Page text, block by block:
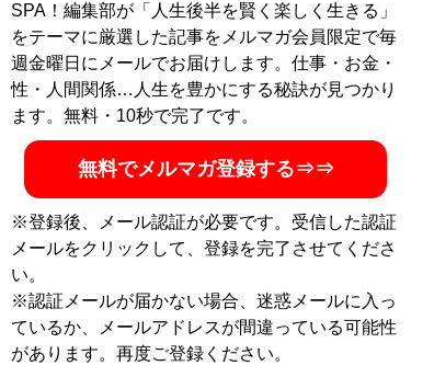
SPA！編集部が「人生後半を賢く楽しく生きる」
をテーマに厳選した記事をメルマガ会員限定で毎
週金曜日にメールでお届けします。仕事・お金・
性・人間関係…人生を豊かにする秘訣が見つかり
ます。無料・10秒で完了です。
無料でメルマガ登録する⇒⇒
※登録後、メール認証が必要です。受信した認証
メールをクリックして、登録を完了させてくださ
い。
※認証メールが届かない場合、迷惑メールに入っ
ているか、メールアドレスが間違っている可能性
があります。再度ご登録ください。